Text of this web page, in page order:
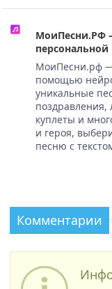
МоиПесни.РФ
персональной
МоиПесни.рф —
помощью
уникальные
куплеты и
и героя,
песню с
Комментарии